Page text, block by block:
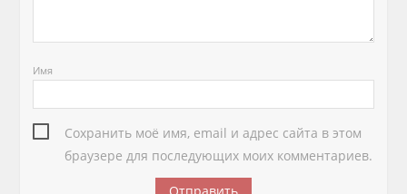
Имя
Сохранить моё имя, email и адрес сайта в этом
браузере для последующих моих комментариев.